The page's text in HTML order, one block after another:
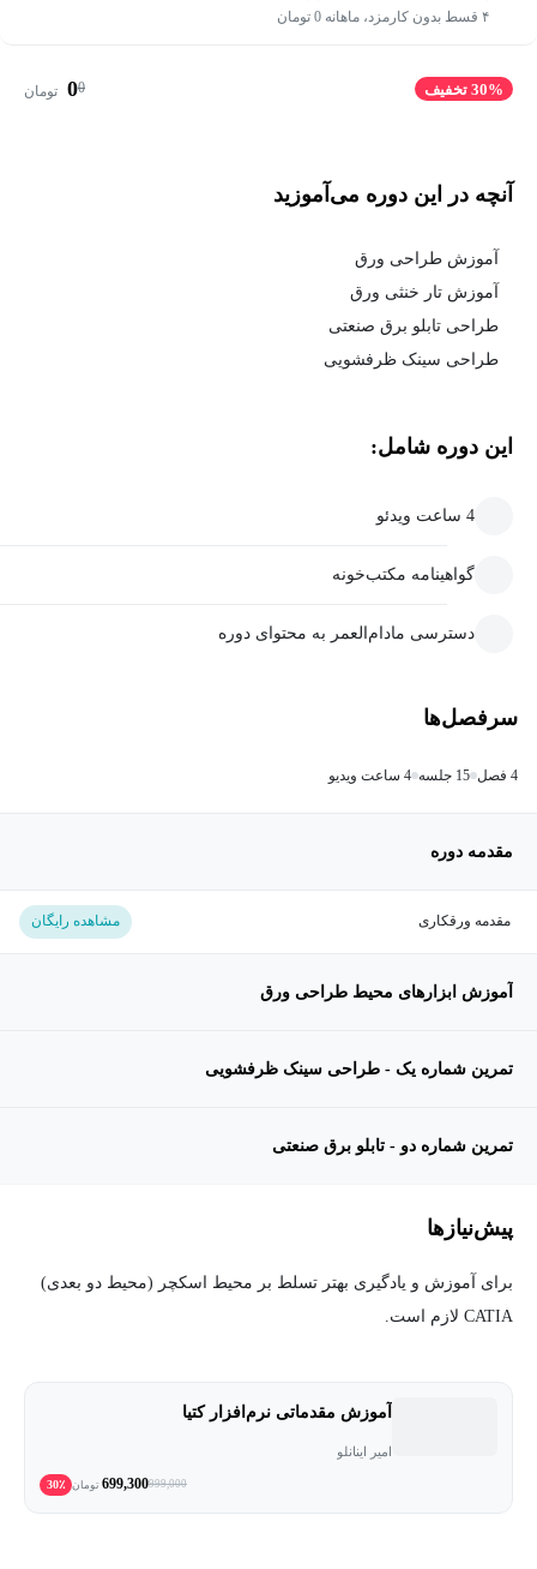
۴ قسط بدون کارمزد، ماهانه 0 تومان
30% تخفیف 0
0 تومان
آنچه در این دوره می‌آموزید
آموزش طراحی ورق
آموزش تار خنثی ورق
طراحی تابلو برق صنعتی
طراحی سینک ظرفشویی
این دوره شامل:
4 ساعت ویدئو
گواهینامه مکتب‌خونه
دسترسی مادام‌العمر به محتوای دوره
سرفصل‌ها
4 فصل 15 جلسه 4 ساعت ویدیو
مقدمه دوره
مقدمه ورقکاری مشاهده رایگان
آموزش ابزارهای محیط طراحی ورق
تمرین شماره یک - طراحی سینک ظرفشویی
تمرین شماره دو - تابلو برق صنعتی
پیش‌نیاز‌ها
برای آموزش و یادگیری بهتر تسلط بر محیط اسکچر (محیط دو بعدی)
CATIA لازم است.
آموزش مقدماتی نرم‌افزار کتیا
امیر اینانلو
999,000
699,300 تومان 30٪